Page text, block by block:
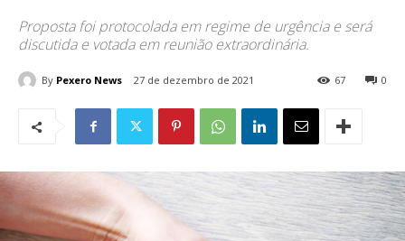
Proposta foi protocolada em regime de urgência e será
discutida e votada em reunião extraordinária.
By Pexero News 27 de dezembro de 2021 0
67